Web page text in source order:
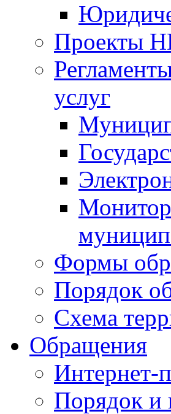
Проекты
услуг
Формы
Порядок
Схема
Обращения
Интернет-
Порядок и